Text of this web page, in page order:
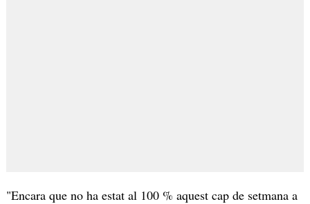
"Encara que no ha estat al 100 % aquest cap de setmana a